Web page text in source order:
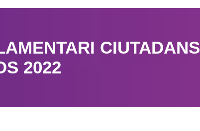
CIUTADANS
2022